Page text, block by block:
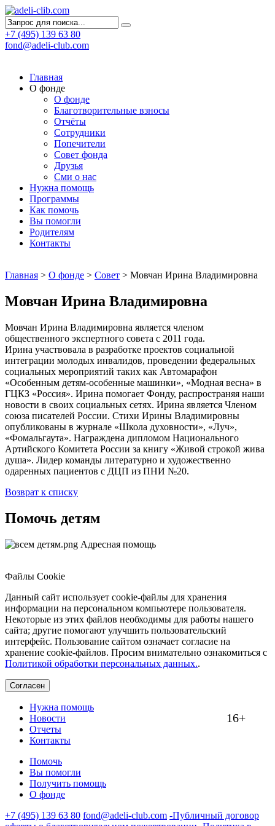
+7 (495) 139 63 80
fond@adeli-club.com
Главная
О фонде
О фонде
Благотворительные взносы
Отчёты
Сотрудники
Попечители
Совет фонда
Друзья
Сми о нас
Нужна помощь
Программы
Как помочь
Вы помогли
Родителям
Контакты
Главная > О фонде > Совет > Мовчан Ирина Владимировна
Мовчан Ирина Владимировна
Мовчан Ирина Владимировна является членом
общественного экспертного совета с 2011 года.
Ирина участвовала в разработке проектов социальной
интеграции молодых инвалидов, проведении федеральных
социальных мероприятий таких как Автомарафон
«Особенным детям-особенные машинки», «Модная весна» в
ГЦКЗ «Россия». Ирина помогает Фонду, распространяя наши
новости в своих социальных сетях. Ирина является Членом
союза писателей России. Стихи Ирины Владимировны
опубликованы в журнале «Школа духовности», «Луч»,
«Фомальгаута». Награждена дипломом Национального
Артийского Комитета России за книгу «Живой строкой жива
душа». Лидер команды литературно и художественно
одаренных пациентов с ДЦП из ПНИ №20.
Возврат к списку
Помочь детям
Адресная помощь
Файлы Cookie
Данный сайт использует cookie-файлы для хранения
информации на персональном компьютере пользователя.
Некоторые из этих файлов необходимы для работы нашего
сайта; другие помогают улучшить пользовательский
интерфейс. Пользование сайтом означает согласие на
хранение cookie-файлов. Просим внимательно ознакомиться с
Политикой обработки персональных данных..
Согласен
16+
Нужна помощь
Новости
Отчеты
Контакты
Помочь
Вы помогли
Получить помощь
О фонде
+7 (495) 139 63 80 fond@adeli-club.com -Публичный договор